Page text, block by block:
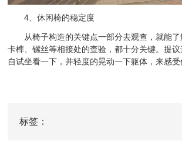
4、休闲椅的稳定度
从椅子构造的关键点一部分去观查，就能了
卡榫、镙丝等相接处的查验，都十分关键。提
自试坐看一下，并轻度的晃动一下躯体，来感受
标签：